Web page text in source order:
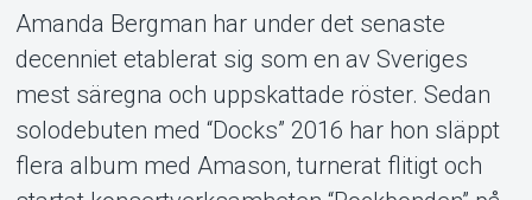
Amanda Bergman har under det senaste
decenniet etablerat sig som en av Sveriges
mest säregna och uppskattade röster. Sedan
solodebuten med “Docks” 2016 har hon släppt
flera album med Amason, turnerat flitigt och